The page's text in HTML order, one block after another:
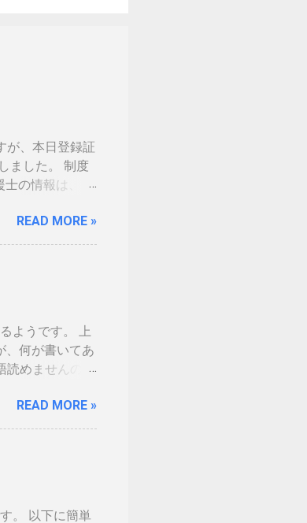
が、本日登録証
ました。 制度
士の情報は、あ
ドとか運転免許
で、マイナンバ
ました。 ※登
す 裏 「登録
なるかと思い
した。１枚の
う気持ちになり
ているようで
不正アクセス禁
ログ記事を
READ MORE »
ようです。 上
、何が書いてあ
読めませんので
ので大注目を
READ MORE »
。 以下に簡単